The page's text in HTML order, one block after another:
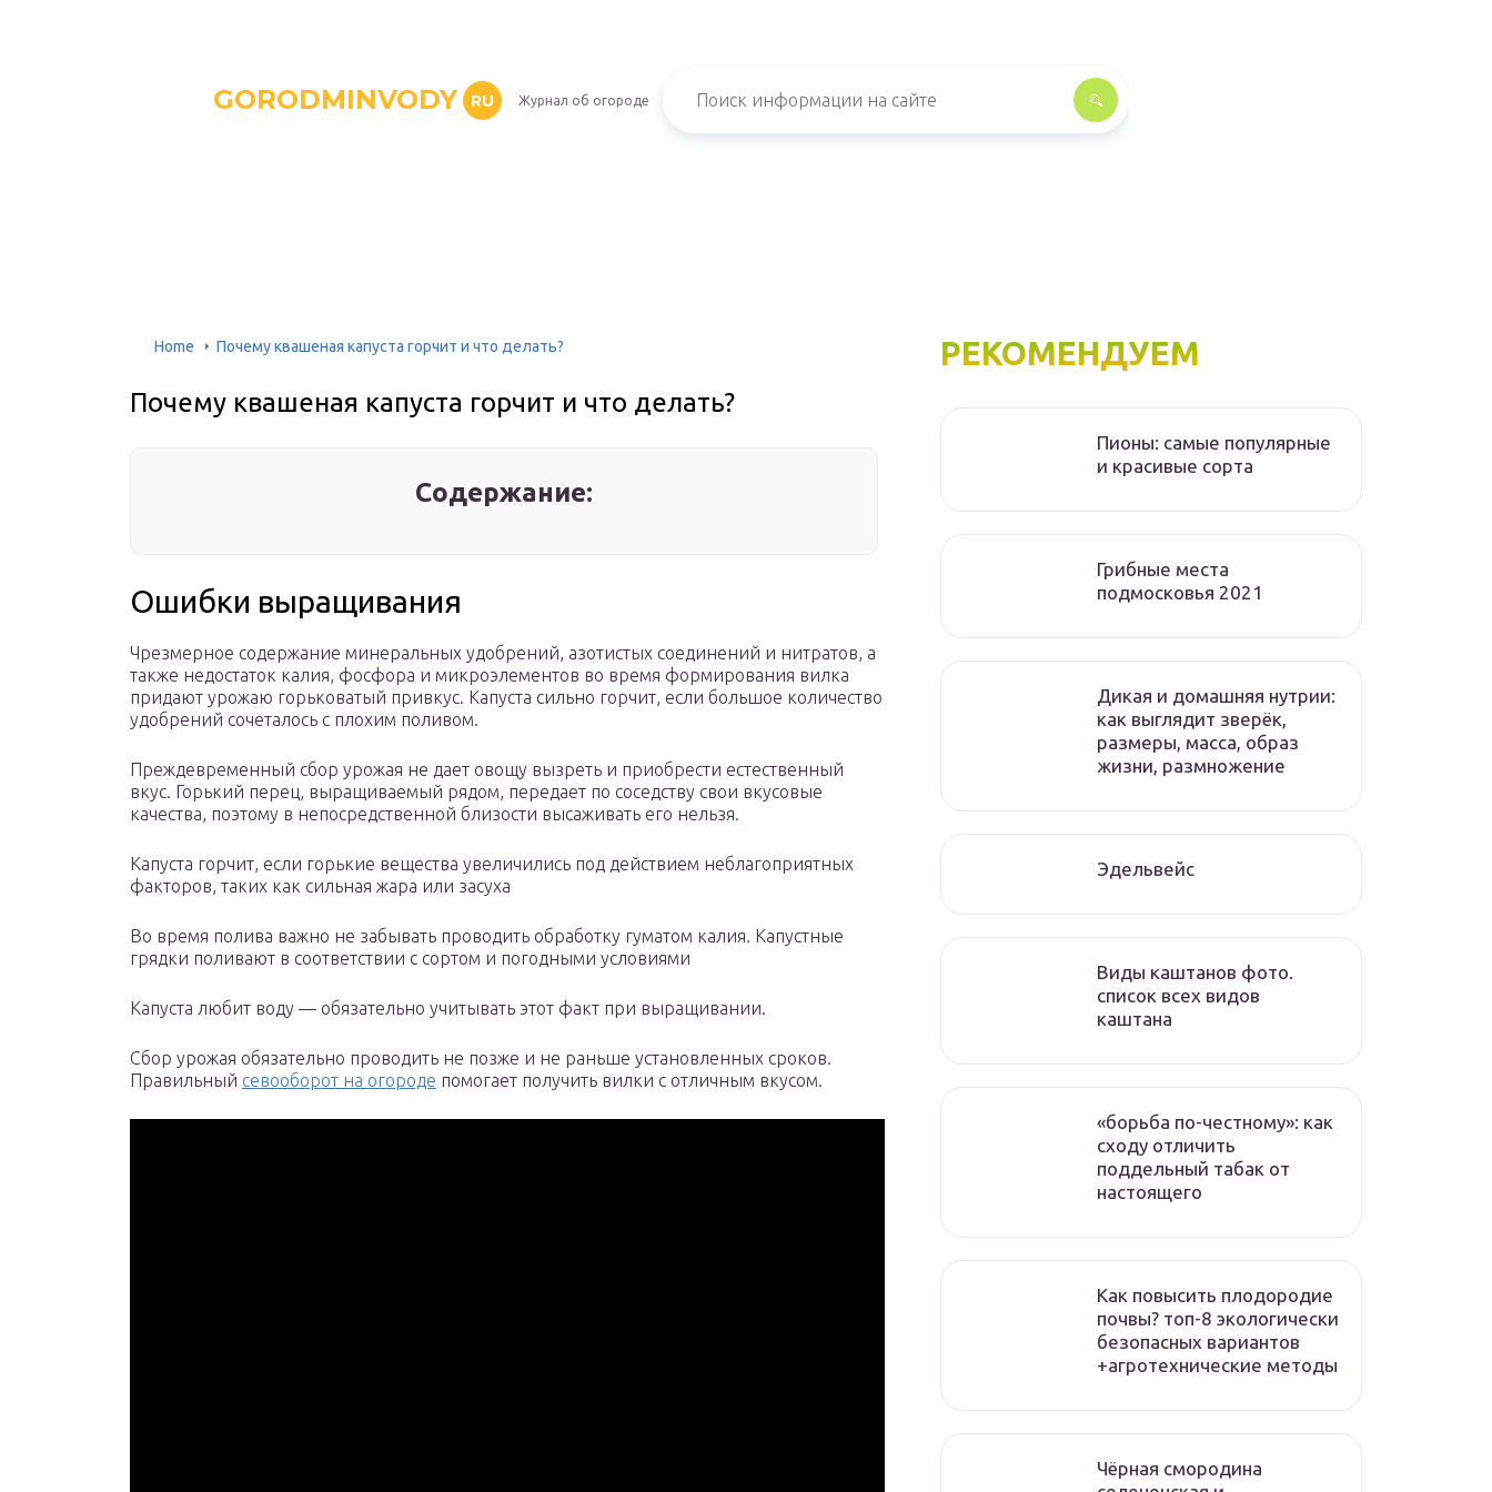
GORODMINVODY RU Журнал об огороде
Home Почему квашеная капуста горчит и что делать?
Почему квашеная капуста горчит и что делать?
Содержание:
Ошибки выращивания
Чрезмерное содержание минеральных удобрений, азотистых соединений и нитратов, а
также недостаток калия, фосфора и микроэлементов во время формирования вилка
придают урожаю горьковатый привкус. Капуста сильно горчит, если большое количество
удобрений сочеталось с плохим поливом.
Преждевременный сбор урожая не дает овощу вызреть и приобрести естественный
вкус. Горький перец, выращиваемый рядом, передает по соседству свои вкусовые
качества, поэтому в непосредственной близости высаживать его нельзя.
Капуста горчит, если горькие вещества увеличились под действием неблагоприятных
факторов, таких как сильная жара или засуха
Во время полива важно не забывать проводить обработку гуматом калия. Капустные
грядки поливают в соответствии с сортом и погодными условиями
Капуста любит воду — обязательно учитывать этот факт при выращивании.
Сбор урожая обязательно проводить не позже и не раньше установленных сроков.
Правильный севооборот на огороде помогает получить вилки с отличным вкусом.
РЕКОМЕНДУЕМ
Пионы: самые популярные
и красивые сорта
Грибные места
подмосковья 2021
Дикая и домашняя нутрии:
как выглядит зверёк,
размеры, масса, образ
жизни, размножение
Эдельвейс
Виды каштанов фото.
список всех видов
каштана
«борьба по-честному»: как
сходу отличить
поддельный табак от
настоящего
Как повысить плодородие
почвы? топ-8 экологически
безопасных вариантов
+агротехнические методы
Чёрная смородина